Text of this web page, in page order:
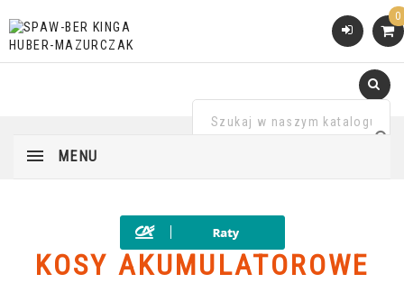
0
MENU
KOSY AKUMULATOROWE